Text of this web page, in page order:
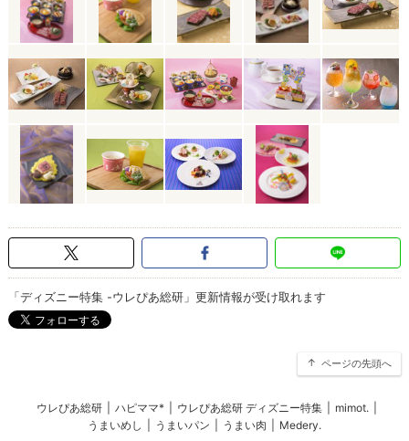
「ディズニー特集 -ウレぴあ総研」更新情報が受け取れます
ページの先頭へ
ウレぴあ総研 ハピママ* ウレぴあ総研 ディズニー特集 mimot.
うまいめし
うまいパン うまい肉 Medery.